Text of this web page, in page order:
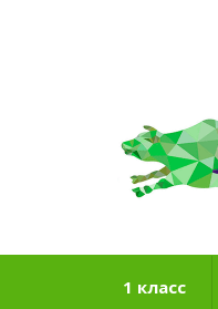
1 класс